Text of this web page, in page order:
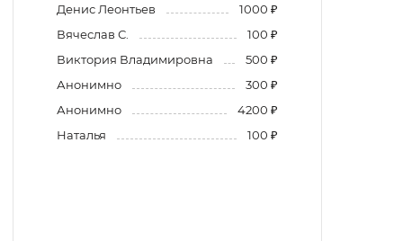
Денис Леонтьев
1000 ₽
Вячеслав С.
100 ₽
Виктория Владимировна
500 ₽
Анонимно
300 ₽
Анонимно
4200 ₽
Наталья
100 ₽